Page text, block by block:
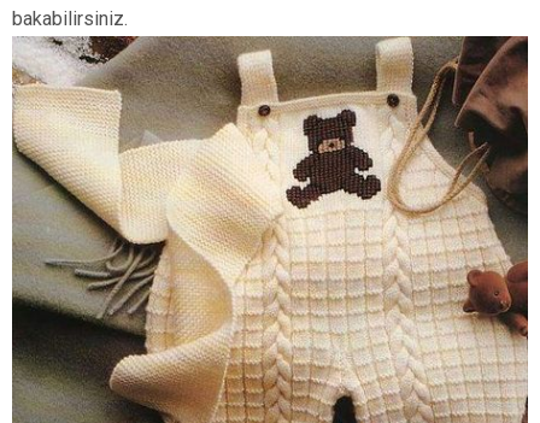
bakabilirsiniz.